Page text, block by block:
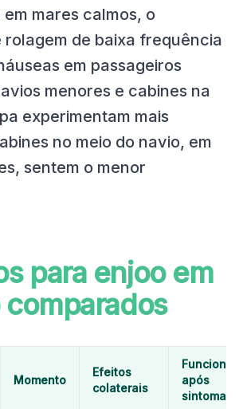
mares calmos, o
rolagem de baixa frequência
em passageiros
menores e cabines na
experimentam mais
no meio do navio, em
sentem o menor
para enjoo em
Momento
Efeitos
colaterais
Funciona
após
sintomas